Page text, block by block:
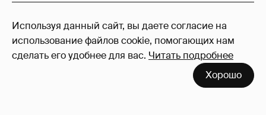
Используя данный сайт, вы даете согласие на
использование файлов cookie, помогающих нам
сделать его удобнее для вас. Читать подробнее
Хорошо
33
Войдите в аккаунт, чтобы читать и
оставлять комментарии